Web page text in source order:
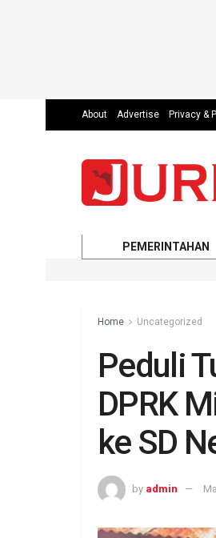
About Advertise Privacy &
PEMERINTAHAN
Home Uncategorized
Peduli
DPRK
ke SD
by admin